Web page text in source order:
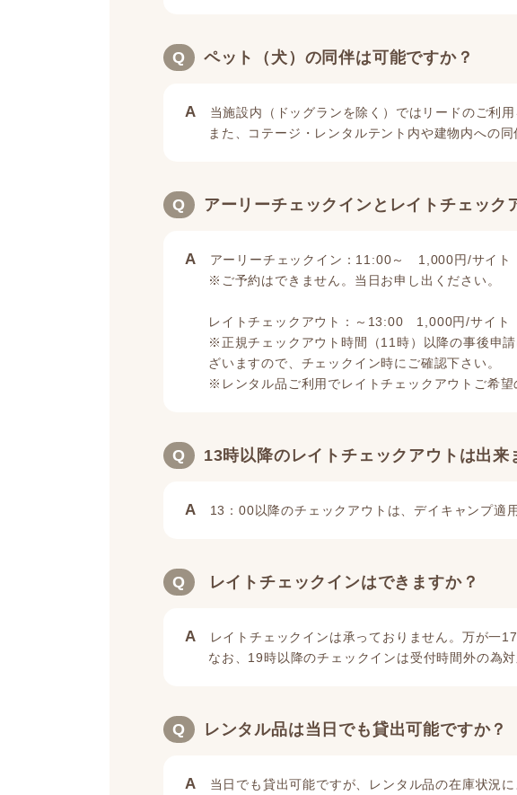
Q ペット（犬）の同伴は可能ですか？
A
当施設内（ドッグランを除く）ではリードのご利用
また、コテージ・レンタルテント内や建物内への
Q アーリーチェックインとレイトチェック
A
アーリーチェックイン：11:00～ 1,000円/サイト
※ご予約はできません。当日お申し出ください。
レイトチェックアウト：～13:00 1,000円/サイト
※正規チェックアウト時間（11時）以降の事後申
ざいますので、チェックイン時にご確認下さい。
※レンタル品ご利用でレイトチェックアウトご希望
Q 13時以降のレイトチェックアウトは出来
A 13：00以降のチェックアウトは、デイキャンプ適
Q レイトチェックインはできますか？
A
レイトチェックインは承っておりません。万が一
なお、19時以降のチェックインは受付時間外の為対
Q レンタル品は当日でも貸出可能ですか？
A
当日でも貸出可能ですが、レンタル品の在庫状況